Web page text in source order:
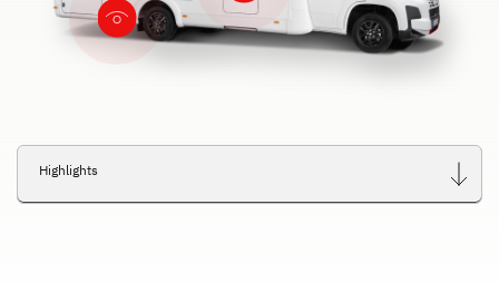
Highlights